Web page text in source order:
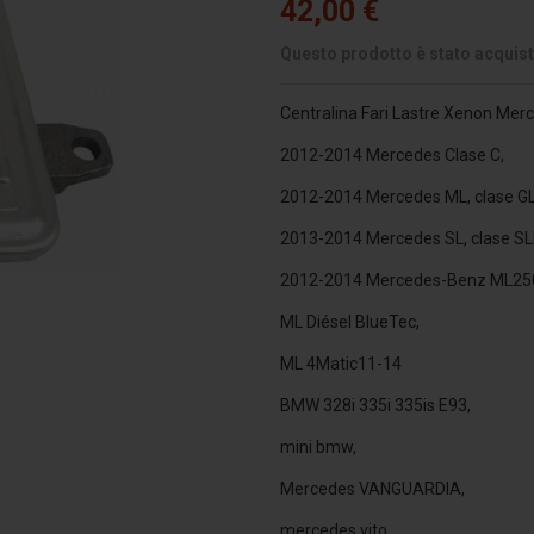
42,00 €
Centralina Fari Lastre Xenon
2012-2014 Mercedes Clase C,
2012-2014 Mercedes ML, clase
2013-2014 Mercedes SL, clase
2012-2014 Mercedes-Benz
ML Diésel BlueTec,
ML 4Matic11-14
BMW 328i 335i 335is E93,
mini bmw,
Mercedes VANGUARDIA,